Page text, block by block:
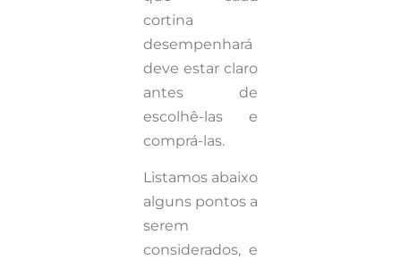
cortina
desempenhará
deve estar claro
antes de
escolhê-las e
comprá-las.
Listamos abaixo
alguns pontos a
serem
considerados, e